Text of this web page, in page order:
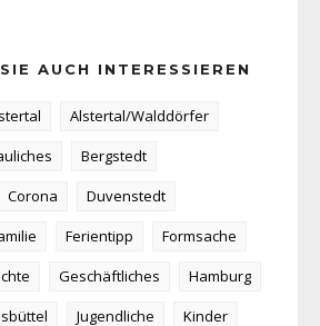
AUCH INTERESSIEREN
Alstertal/Walddörfer
Bergstedt
Corona
Duvenstedt
Ferientipp
Formsache
Geschäftliches
Hamburg
Jugendliche
Kinder